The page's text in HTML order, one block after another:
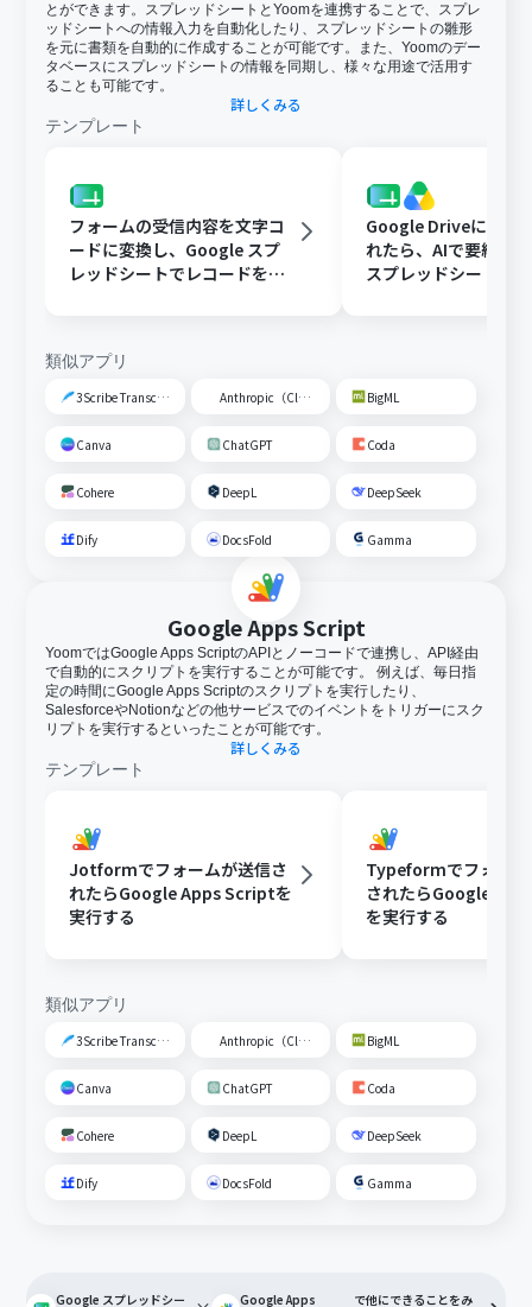
とができます。スプレッドシートとYoomを連携することで、スプレ
ッドシートへの情報入力を自動化したり、スプレッドシートの雛形
を元に書類を自動的に作成することが可能です。また、Yoomのデー
タベースにスプレッドシートの情報を同期し、様々な用途で活用す
ることも可能です。
詳しくみる
テンプレート
フォームの受信内容を文字コ
ードに変換し、Google スプ
レッドシートでレコードを追
Google Driveに文書
れたら、AIで要約し
スプレッドシートの
類似アプリ
3Scribe Transcription Anthropic（Claude） BigML
Canva ChatGPT Coda
Cohere DeepL DeepSeek
Dify DocsFold Gamma
Google Apps Script
YoomではGoogle Apps ScriptのAPIとノーコードで連携し、API経由
で自動的にスクリプトを実行することが可能です。 例えば、毎日指
定の時間にGoogle Apps Scriptのスクリプトを実行したり、
SalesforceやNotionなどの他サービスでのイベントをトリガーにスク
リプトを実行するといったことが可能です。
詳しくみる
テンプレート
Jotformでフォームが送信さ
れたらGoogle Apps Scriptを
実行する
Typeformでフォー
されたらGoogle
を実行する
類似アプリ
3Scribe Transcription Anthropic（Claude） BigML
Canva ChatGPT Coda
Cohere DeepL DeepSeek
Dify DocsFold Gamma
Google スプレッドシー Google Apps で他にできることをみ